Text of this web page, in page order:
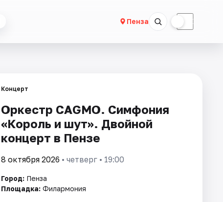
Пенза ☾
Концерт
Оркестр CAGMO. Симфония
«Король и шут». Двойной
концерт в Пензе
8 октября 2026 • четверг • 19:00
Город: Пенза
Площадка: Филармония